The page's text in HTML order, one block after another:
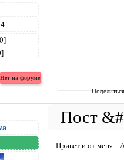
Привет и от меня...